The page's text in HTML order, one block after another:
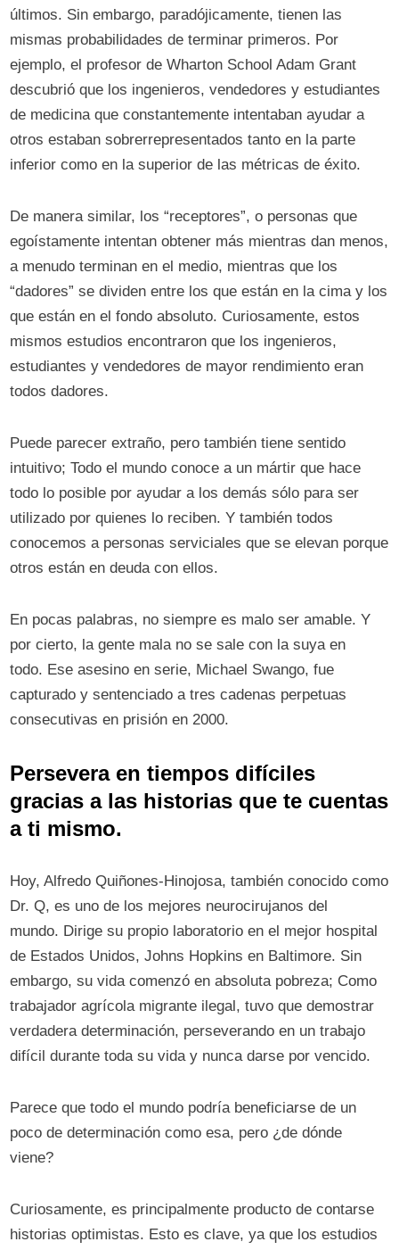
últimos. Sin embargo, paradójicamente, tienen las
mismas probabilidades de terminar primeros. Por
ejemplo, el profesor de Wharton School Adam Grant
descubrió que los ingenieros, vendedores y estudiantes
de medicina que constantemente intentaban ayudar a
otros estaban sobrerrepresentados tanto en la parte
inferior como en la superior de las métricas de éxito.
De manera similar, los “receptores”, o personas que
egoístamente intentan obtener más mientras dan menos,
a menudo terminan en el medio, mientras que los
“dadores” se dividen entre los que están en la cima y los
que están en el fondo absoluto. Curiosamente, estos
mismos estudios encontraron que los ingenieros,
estudiantes y vendedores de mayor rendimiento eran
todos dadores.
Puede parecer extraño, pero también tiene sentido
intuitivo; Todo el mundo conoce a un mártir que hace
todo lo posible por ayudar a los demás sólo para ser
utilizado por quienes lo reciben. Y también todos
conocemos a personas serviciales que se elevan porque
otros están en deuda con ellos.
En pocas palabras, no siempre es malo ser amable. Y
por cierto, la gente mala no se sale con la suya en
todo. Ese asesino en serie, Michael Swango, fue
capturado y sentenciado a tres cadenas perpetuas
consecutivas en prisión en 2000.
Persevera en tiempos difíciles
gracias a las historias que te cuentas
a ti mismo.
Hoy, Alfredo Quiñones-Hinojosa, también conocido como
Dr. Q, es uno de los mejores neurocirujanos del
mundo. Dirige su propio laboratorio en el mejor hospital
de Estados Unidos, Johns Hopkins en Baltimore. Sin
embargo, su vida comenzó en absoluta pobreza; Como
trabajador agrícola migrante ilegal, tuvo que demostrar
verdadera determinación, perseverando en un trabajo
difícil durante toda su vida y nunca darse por vencido.
Parece que todo el mundo podría beneficiarse de un
poco de determinación como esa, pero ¿de dónde
viene?
Curiosamente, es principalmente producto de contarse
historias optimistas. Esto es clave, ya que los estudios